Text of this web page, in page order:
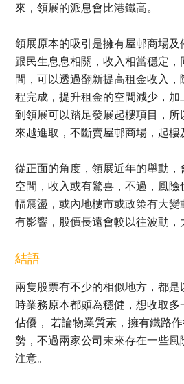
來，領展的派息會比港鐵高。
領展原本的吸引是擁有屋邨商場
跟民生息息相關，收入相當穩定
間，可以透過翻新提高租金收入，
程完成，提升租金的空間減少，
到領展可以踏足發展起樓項目，
來越進取，不斷賣屋邨商場，起樓
從正面的角度，領展近年的舉動
空間，收入或有驚喜，不過，風
幅震盪，或內地樓市或政策有大
有影響，股價長遠會較以往波動，
結語
兩隻股票有不少的相似地方，都
時業務原本都頗為穩健，想收取
佔優， 若論物業質素，擁有鐵路
勢，不過兩家公司未來存在一些風
注意。